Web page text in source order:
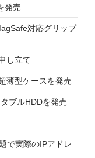
発売
対応グリップ
し立て
薄型ケースを発売
ブルHDDを発売
で実際のIPアドレ